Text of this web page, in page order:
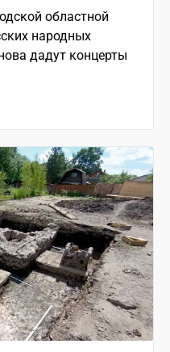
областной
народных
дадут концерты